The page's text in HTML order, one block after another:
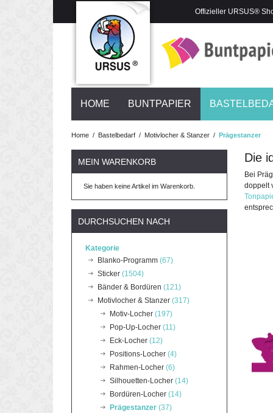
Offizieller URSUS®
HOME BUNTPAPIER
Home / Bastelbedarf / Motivlocher & Stanzer / Prägestanzer
MEIN WARENKORB
Sie haben keine Artikel im Warenkorb.
DURCHSUCHEN NACH
Kategorie
Blanko-Programm (67)
Sticker (1504)
Bänder & Bordüren (121)
Motivlocher & Stanzer (317)
Motiv-Locher (197)
Pop-Up-Locher (11)
Eck-Locher (12)
Positions-Locher (4)
Rahmen-Locher (6)
Silhouetten-Locher (14)
Bordüren-Locher (14)
Prägestanzer (37)
Die
Bei
doppelt